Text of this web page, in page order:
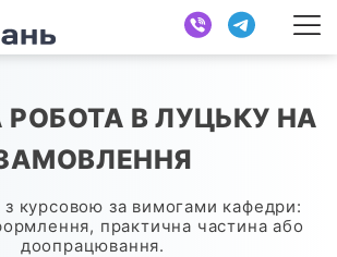
В ЛУЦЬКУ НА
курсовою за вимогами кафедри:
практична частина або
доопрацювання.